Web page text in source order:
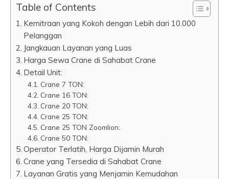
Table of Contents
Kemitraan yang Kokoh dengan Lebih dari 10.000
Pelanggan
Jangkauan Layanan yang Luas
Harga Sewa Crane di Sahabat Crane
Detail Unit:
Crane 7 TON:
Crane 16 TON:
Crane 20 TON:
Crane 25 TON:
Crane 25 TON Zoomlion:
Crane 50 TON:
Operator Terlatih, Harga Dijamin Murah
Crane yang Tersedia di Sahabat Crane
Layanan Gratis yang Menjamin Kemudahan